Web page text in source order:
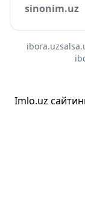
sinonim.uz
ibora.uz
Imlo.uz